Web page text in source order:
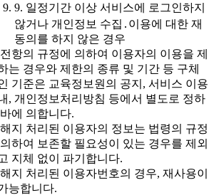
9. 일정기간 이상 서비스에 로그인하지
않거나 개인정보 수집․이용에 대한 재
동의를 하지 않은 경우
항의 규정에 의하여 이용자의 이용을 제
는 경우와 제한의 종류 및 기간 등 구체
기준은 교육정보원의 공지, 서비스 이용
, 개인정보처리방침 등에서 별도로 정하
에 의합니다.
지 처리된 이용자의 정보는 법령의 규정
하여 보존할 필요성이 있는 경우를 제외
지체 없이 파기합니다.
지 처리된 이용자번호의 경우, 재사용이
능합니다.